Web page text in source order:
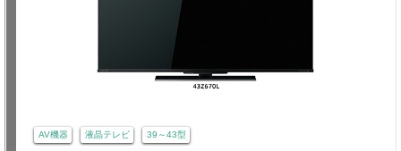
AV機器 液晶テレビ 39～43型